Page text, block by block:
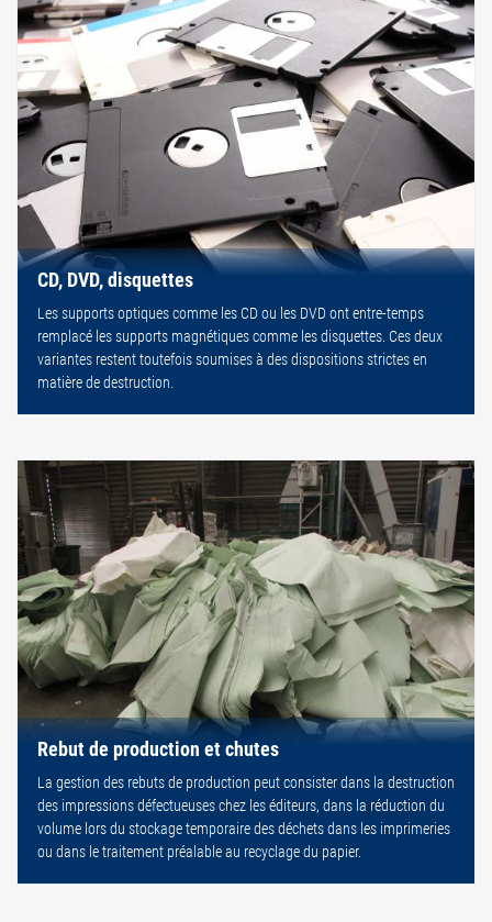
CD, DVD, disquettes
Les supports optiques comme les CD ou les DVD ont entre-temps
remplacé les supports magnétiques comme les disquettes. Ces deux
variantes restent toutefois soumises à des dispositions strictes en
matière de destruction.
Rebut de production et chutes
La gestion des rebuts de production peut consister dans la destruction
des impressions défectueuses chez les éditeurs, dans la réduction du
volume lors du stockage temporaire des déchets dans les imprimeries
ou dans le traitement préalable au recyclage du papier.